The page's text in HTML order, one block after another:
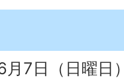
7日（日曜日